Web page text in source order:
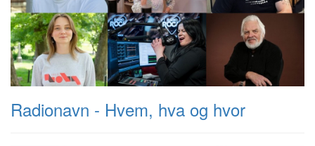
Radionavn - Hvem, hva og hvor